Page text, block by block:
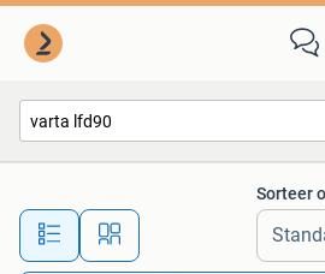
Alle afstanden…
Sorteer